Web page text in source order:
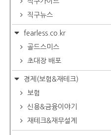
직구뉴스
fearless.co.kr
골드스미스
초대장 배포
경제(보험&재테크)
보험
신용&금융이야기
재테크&재무설계